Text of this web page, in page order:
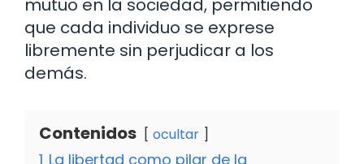
mutuo en la sociedad, permitiendo
que cada individuo se exprese
libremente sin perjudicar a los
demás.
Contenidos ocultar
1 La libertad como pilar de la